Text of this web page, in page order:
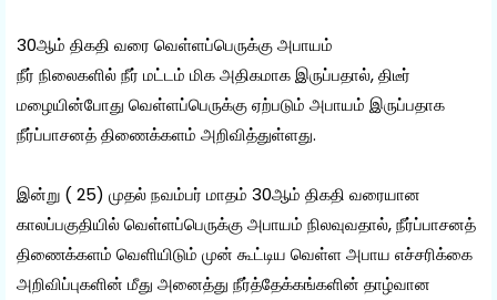
30ஆம் திகதி வரை வெள்ளப்பெருக்கு அபாயம்
நீர் நிலைகளில் நீர் மட்டம் மிக அதிகமாக இருப்பதால், திடீர்
மழையின்போது வெள்ளப்பெருக்கு ஏற்படும் அபாயம் இருப்பதாக
நீர்ப்பாசனத் திணைக்களம் அறிவித்துள்ளது.
இன்று ( 25) முதல் நவம்பர் மாதம் 30ஆம் திகதி வரையான
காலப்பகுதியில் வெள்ளப்பெருக்கு அபாயம் நிலவுவதால், நீர்ப்பாசனத்
திணைக்களம் வெளியிடும் முன் கூட்டிய வெள்ள அபாய எச்சரிக்கை
அறிவிப்புகளின் மீது அனைத்து நீர்த்தேக்கங்களின் தாழ்வான